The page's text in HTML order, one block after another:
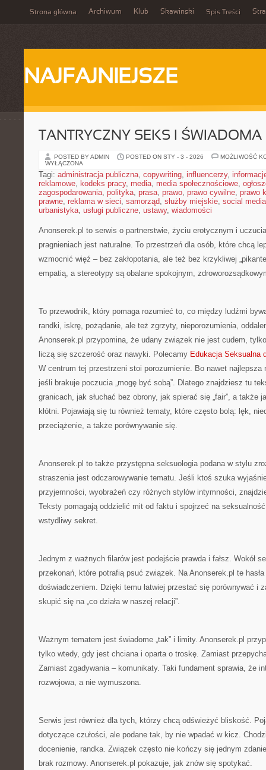
Strona główna Archiwum Klub Skawinski Spis Treści
NAJFAJNIEJSZE
TANTRYCZNY SEKS I
POSTED BY ADMIN POSTED ON STY - 3 - 2026
MOŻLIWOŚĆ
WYŁĄCZONA
Tagi: administracja publiczna, copywriting, influencerzy,
reklamowe, kodeks pracy, media, media społecznościowe,
zagospodarowania, polityka, prasa, prawo, prawo cywilne, prawo
prawne, reklama w sieci, samorząd, służby miejskie, social media
urbanistyka, usługi publiczne, ustawy, wiadomości
Anonserek.pl to serwis o partnerstwie, życiu erotycznym i
pragnieniach jest naturalne. To przestrzeń dla osób, które chcą
wzmocnić więź – bez zakłopotania, ale też bez krzykliwej
empatią, a stereotypy są obalane spokojnym,
To przewodnik, który pomaga rozumieć to, co między ludźmi
randki, iskrę, pożądanie, ale też zgrzyty, nieporozumienia,
Anonserek.pl przypomina, że udany związek nie jest cudem,
liczą się szczerość oraz nawyki. Polecamy Edukacja Seksualna
W centrum tej przestrzeni stoi porozumienie. Bo nawet najlepsza
jeśli brakuje poczucia „mogę być sobą”. Dlatego znajdziesz tu
granicach, jak słuchać bez obrony, jak spierać się „fair”, a także
kłótni. Pojawiają się tu również tematy, które często bolą: lęk,
przeciążenie, a także porównywanie się.
Anonserek.pl to także przystępna seksuologia podana w stylu
straszenia jest odczarowywanie tematu. Jeśli ktoś szuka
przyjemności, wyobrażeń czy różnych stylów intymności,
Teksty pomagają oddzielić mit od faktu i spojrzeć na
wstydliwy sekret.
Jednym z ważnych filarów jest podejście prawda i fałsz. Wokół
przekonań, które potrafią psuć związek. Na Anonserek.pl te
doświadczeniem. Dzięki temu łatwiej przestać się porównywać i
skupić się na „co działa w naszej relacji”.
Ważnym tematem jest świadome „tak” i limity. Anonserek.pl
tylko wtedy, gdy jest chciana i oparta o troskę. Zamiast
Zamiast zgadywania – komunikaty. Taki fundament sprawia, że
rozwojowa, a nie wymuszona.
Serwis jest również dla tych, którzy chcą odświeżyć bliskość.
dotyczące czułości, ale podane tak, by nie wpadać w kicz.
docenienie, randka. Związek często nie kończy się jednym
brak rozmowy. Anonserek.pl pokazuje, jak znów się spotykać.